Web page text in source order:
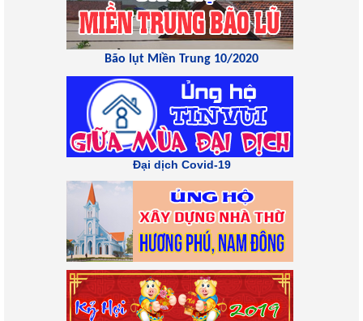
Bão lụt Miền Trung 10/2020
Đại dịch Covid-19